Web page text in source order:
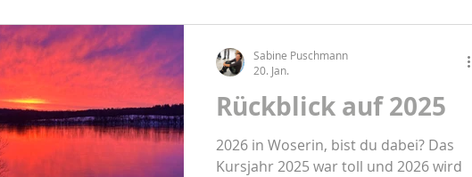
Rückblick auf 2025
2026 in Woserin, bist du dabei? Das
Kursjahr 2025 war toll und 2026 wird
Sabine Puschmann
20. Jan.